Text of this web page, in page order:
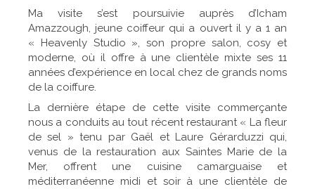
Ma visite s’est poursuivie auprès d’Icham
Amazzough, jeune coiffeur qui a ouvert il y a 1 an
« Heavenly Studio », son propre salon, cosy et
moderne, où il offre à une clientèle mixte ses 11
années d’expérience en local chez de grands noms
de la coiffure.
La dernière étape de cette visite commerçante
nous a conduits au tout récent restaurant « La fleur
de sel » tenu par Gaël et Laure Gérarduzzi qui,
venus de la restauration aux Saintes Marie de la
Mer, offrent une cuisine camarguaise et
méditerranéenne midi et soir à une clientèle de